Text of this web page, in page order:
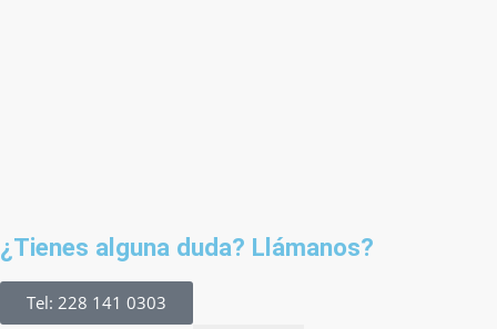
¿Tienes alguna duda? Llámanos?
Tel: 228 141 0303